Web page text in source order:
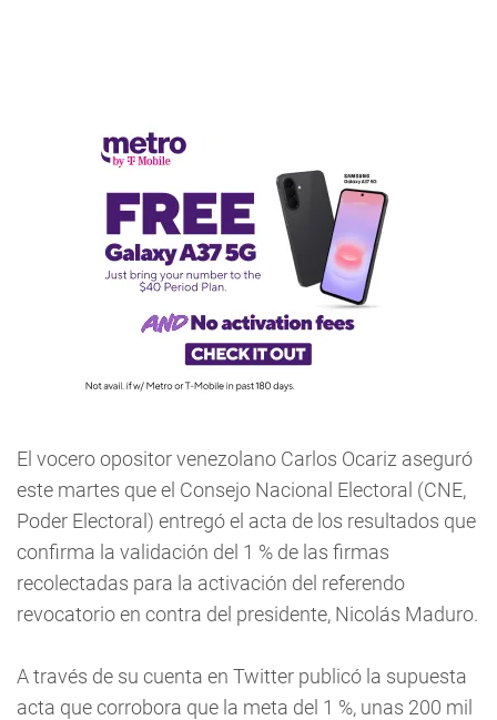
El vocero opositor venezolano Carlos Ocariz aseguró
este martes que el Consejo Nacional Electoral (CNE,
Poder Electoral) entregó el acta de los resultados que
confirma la validación del 1 % de las firmas
recolectadas para la activación del referendo
revocatorio en contra del presidente, Nicolás Maduro.
A través de su cuenta en Twitter publicó la supuesta
acta que corrobora que la meta del 1 %, unas 200 mil